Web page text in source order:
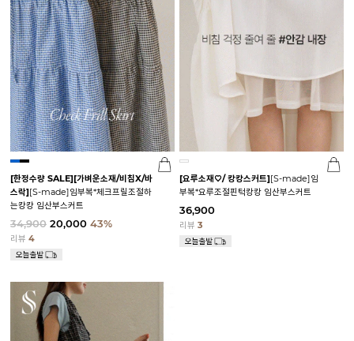
[한정수량 SALE][가벼운소재/비침X/바
스락][S-made]임부복*체크프릴조절하
는캉캉 임산부스커트
34,900 20,000 43%
리뷰 4
[요루소재♡/ 캉캉스커트][S-made]임
부복*요루조절핀턱캉캉 임산부스커트
36,900
리뷰 3